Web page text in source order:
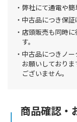
弊社にて通電や簡
中古品につき保証
店頭販売も同時
す。
中古品につきノ
お願いしており
ございません。
商品確認・